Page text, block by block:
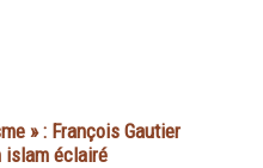
» : François Gautier
islam éclairé